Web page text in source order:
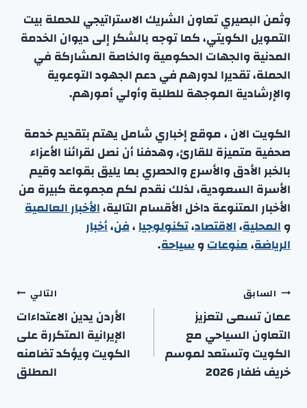
وثمن البصيري تعاون الشريك الاستراتيجي للحملة بيت
التمويل الكويتي، كما توجه بالشكر إلى ديوان الخدمة
المدنية والجهات الحكومية والخاصة المشاركة في
الحملة، تقديرا لدورهم في دعم الجهود التوعوية
والإرشادية الموجهة للطلبة وأولي أمورهم.
الكويت الان ، موقع إخباري شامل يهتم بتقديم خدمة
صحفية متميزة للقارئ، وهدفنا أن نصل لقرائنا الأعزاء
بالخبر الأدق والأسرع والحصري بما يليق بقواعد وقيم
الأسرة السعودية، لذلك نقدم لكم مجموعة كبيرة من
الأخبار المتنوعة داخل الأقسام التالية،الأخبار العالمية
والمحلية،الاقتصاد،تكنولوجيا،فن،أخبار
الرياضة،منوعاتوسياحة.
تصفّح
المقالات
السابق
عمان تسعى لتعزيز
التعاون السياحي مع
الكويت وتستعد لموسم
خريف ظفار 2026
التالي
الأردن يدين الاعتداءات
الإيرانية المتكررة على
الكويت ويؤكد تضامنه
المطلق